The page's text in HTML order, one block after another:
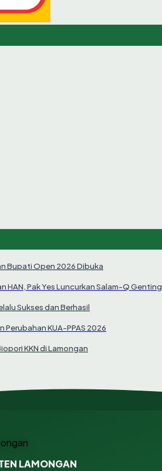
Bupati Open 2026 Dibuka
HAN, Pak Yes Luncurkan Salam-Q Genting
Sukses dan Berhasil
Perubahan KUA-PPAS 2026
KKN di Lamongan
LAMONGAN